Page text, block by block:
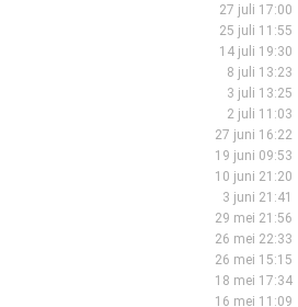
27 juli 17:00
25 juli 11:55
14 juli 19:30
8 juli 13:23
3 juli 13:25
2 juli 11:03
27 juni 16:22
19 juni 09:53
10 juni 21:20
3 juni 21:41
29 mei 21:56
26 mei 22:33
26 mei 15:15
18 mei 17:34
16 mei 11:09